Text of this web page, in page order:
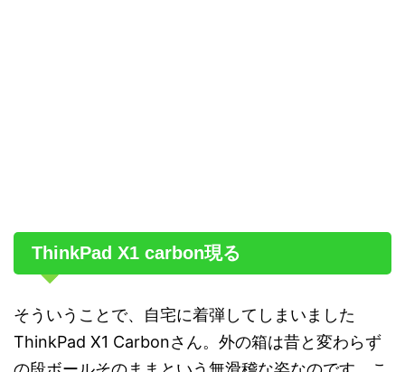
ThinkPad X1 carbon現る
そういうことで、自宅に着弾してしまいました
ThinkPad X1 Carbonさん。外の箱は昔と変わらず